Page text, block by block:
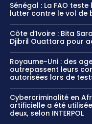
Sénégal : La FAO
lutter contre le vol de
Côte d’Ivoire : Bita
Djibril Ouattara pour
Royaume-Uni : des
outrepassent leurs
autorisées lors de
Cybercriminalité en
artificielle a été
deux, selon INTERPOL